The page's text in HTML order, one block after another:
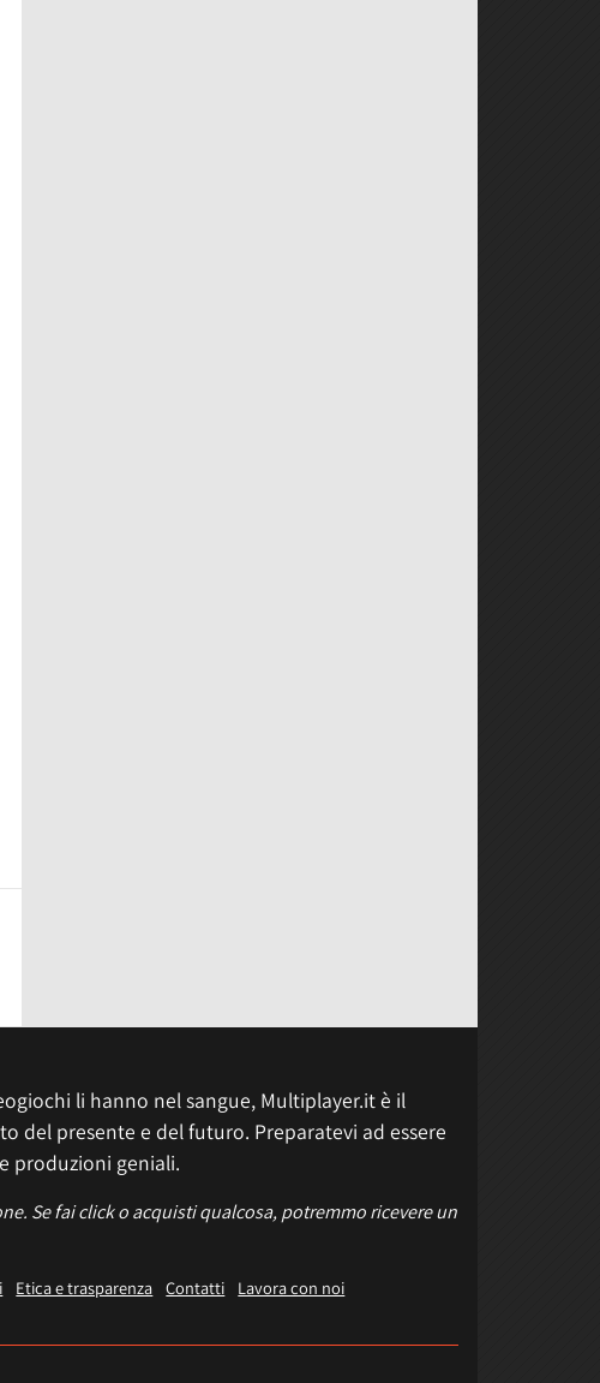
li hanno nel sangue, Multiplayer.it è il
presente e del futuro. Preparatevi ad essere
produzioni geniali.
Se fai click o acquisti qualcosa, potremmo ricevere un
Etica e trasparenza Contatti
Lavora con noi